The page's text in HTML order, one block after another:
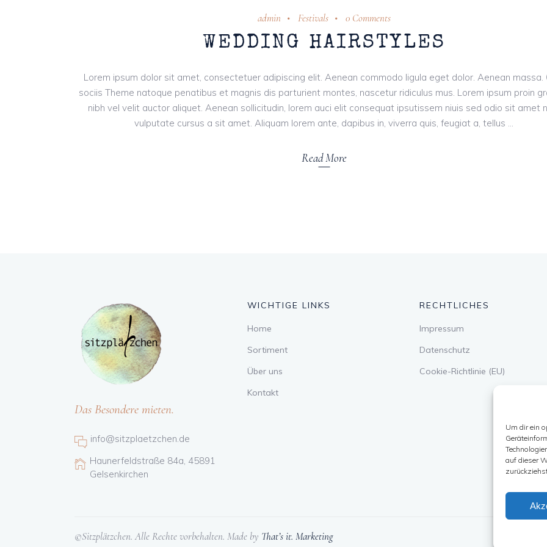
Um dir ein
auf dieser
admin Festivals 0 Comments
WEDDING HAIRSTYLES
Lorem ipsum dolor sit amet, consectetuer adipiscing elit. Aenean commodo ligula eget dolor. Aenean massa.
sociis Theme natoque penatibus et magnis dis parturient montes, nascetur ridiculus mus. Lorem ipsum proin
nibh vel velit auctor aliquet. Aenean sollicitudin, lorem auci elit consequat ipsutissem niuis sed odio sit amet
vulputate cursus a sit amet. Aliquam lorem ante, dapibus in, viverra quis, feugiat a, tellus
Read More
Das Besondere mieten.
info@sitzplaetzchen.de
Haunerfeldstraße 84a, 45891
Gelsenkirchen
WICHTIGE LINKS
Home
Sortiment
Über uns
Kontakt
RECHTLICHES
Impressum
Datenschutz
Cookie-Richtlinie (EU)
©Sitzplätzchen. Alle Rechte vorbehalten. Made by That’s it. Marketing